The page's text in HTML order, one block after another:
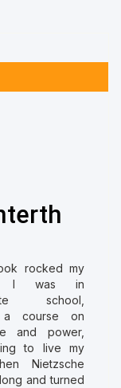
rocked my
I was in
school,
a course on
and power,
to live my
Nietzsche
and turned